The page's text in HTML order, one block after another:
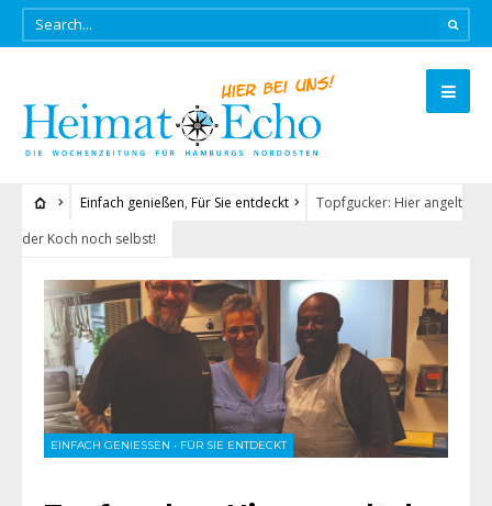
Einfach genießen, Für Sie entdeckt
Topfgucker: Hier angelt
der Koch noch selbst!
EINFACH GENIESSEN • FÜR SIE ENTDECKT